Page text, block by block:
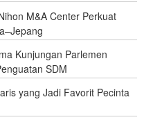
M&A Center Perkuat
Kunjungan Parlemen
SDM
yang Jadi Favorit Pecinta